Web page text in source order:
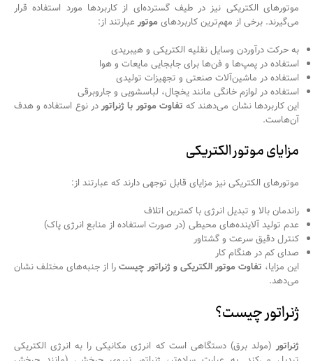
موتورهای الکتریکی نیز در طیف گسترده‌ای از کاربردها مورد استفاده قرار
می‌گیرند. برخی از مهم‌ترین کاربردهایموتور عبارتند از:
به حرکت درآوردن وسایل نقلیه الکتریکی و هیبریدی
استفاده در پمپ‌ها و فن‌ها برای جابجایی مایعات و هوا
استفاده در ماشین‌آلات صنعتی و تجهیزات تولیدی
استفاده در لوازم خانگی مانند یخچال، لباسشویی و جاروبرقی
این کاربردها نشان می‌دهند که تفاوت موتور با ژنراتوردر نوع استفاده و هدف
آن‌هاست.
مزایای موتور الکتریکی
موتورهای الکتریکی نیز مزایای قابل توجهی دارند که عبارتند از:
راندمان بالا و تبدیل انرژی با کمترین اتلاف
عدم تولید آلاینده‌های محیطی (در صورت استفاده از منابع انرژی پاک)
کنترل دقیق سرعت و گشتاور
صدای کم در هنگام کار
این مزایا، تفاوت موتور الکتریکی و ژنراتور چیسترا از جنبه‌های مختلف نشان
می‌دهد.
ژنراتور چیست؟
ژنراتور (مولد برق) دستگاهی است که انرژی مکانیکی را به انرژی الکتریکی